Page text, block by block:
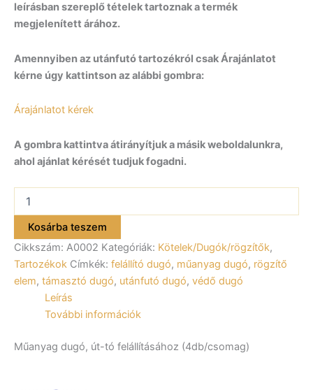
leírásban szereplő tételek tartoznak a termék
megjelenített árához.
Amennyiben az utánfutó tartozékról csak Árajánlatot
kérne úgy kattintson az alábbi gombra:
Árajánlatot kérek
A gombra kattintva átirányítjuk a másik weboldalunkra,
ahol ajánlat kérését tudjuk fogadni.
dugó,
felállításához
(4db/csomag)
A0002
mennyiség
Kosárba teszem
Cikkszám: A0002 Kategóriák: Kötelek/Dugók/rögzítők,
Tartozékok Címkék: felállító dugó, műanyag dugó, rögzítő
elem, támasztó dugó, utánfutó dugó, védő dugó
Leírás
További információk
Műanyag dugó, út-tó felállításához (4db/csomag)